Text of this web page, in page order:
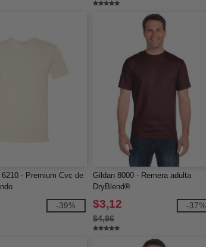
6210 - Premium Cvc de
-39%
Gildan 8000 - Remera adulta
DryBlend®
$3,12
$4,96
-37%